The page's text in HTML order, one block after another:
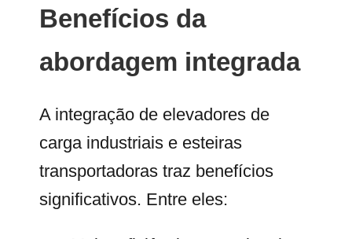
Benefícios da
abordagem integrada
A integração de elevadores de
carga industriais e esteiras
transportadoras traz benefícios
significativos. Entre eles: